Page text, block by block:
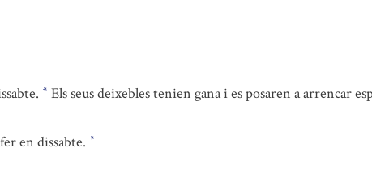
* Els seus deixebles tenien gana i es posaren a arrencar
en dissabte. *